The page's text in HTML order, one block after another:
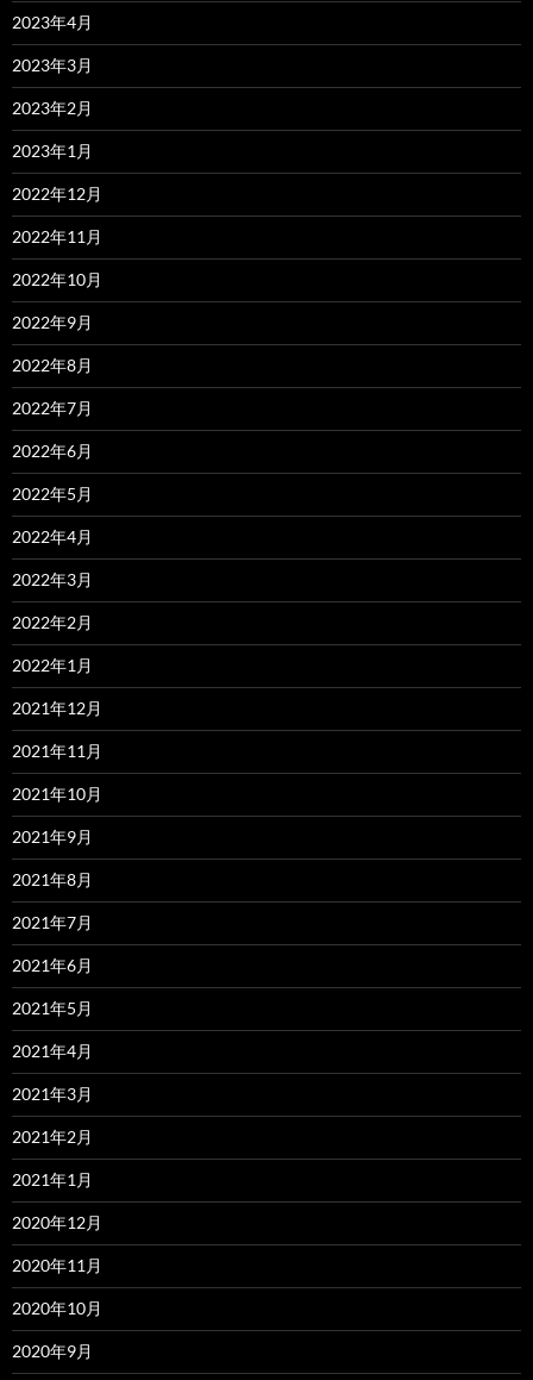
2023年4月
2023年3月
2023年2月
2023年1月
2022年12月
2022年11月
2022年10月
2022年9月
2022年8月
2022年7月
2022年6月
2022年5月
2022年4月
2022年3月
2022年2月
2022年1月
2021年12月
2021年11月
2021年10月
2021年9月
2021年8月
2021年7月
2021年6月
2021年5月
2021年4月
2021年3月
2021年2月
2021年1月
2020年12月
2020年11月
2020年10月
2020年9月